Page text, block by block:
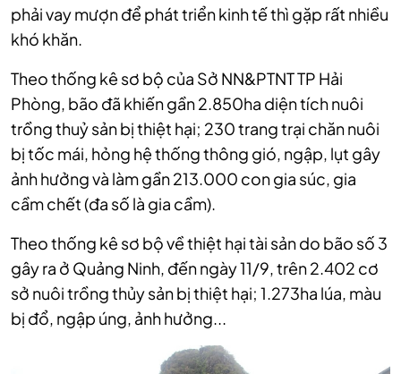
phải vay mượn để phát triển kinh tế thì gặp rất nhiều
khó khăn.
Theo thống kê sơ bộ của Sở NN&PTNT TP Hải
Phòng, bão đã khiến gần 2.850ha diện tích nuôi
trồng thuỷ sản bị thiệt hại; 230 trang trại chăn nuôi
bị tốc mái, hỏng hệ thống thông gió, ngập, lụt gây
ảnh hưởng và làm gần 213.000 con gia súc, gia
cầm chết (đa số là gia cầm).
Theo thống kê sơ bộ về thiệt hại tài sản do bão số 3
gây ra ở Quảng Ninh, đến ngày 11/9, trên 2.402 cơ
sở nuôi trồng thủy sản bị thiệt hại; 1.273ha lúa, màu
bị đổ, ngập úng, ảnh hưởng...